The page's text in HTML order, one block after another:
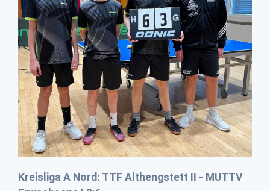
Kreisliga A Nord: TTF Althengstett II - MUTTV